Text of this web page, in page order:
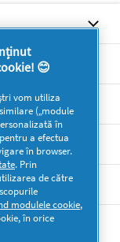
😊
vom utiliza
(„module
în
a efectua
în browser.
. Prin
de către
modulele cookie,
în orice